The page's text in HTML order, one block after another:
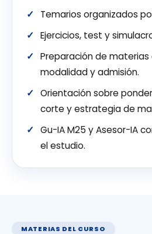
Temarios organizados
Ejercicios, test y
Preparación de materias
modalidad y admisión.
Orientación sobre
corte y estrategia de
Gu-IA M25 y Asesor-IA
el estudio.
MATERIAS DEL CURSO